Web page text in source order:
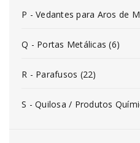
P - Vedantes para Aros de
Q - Portas Metálicas (6)
R - Parafusos (22)
S - Quilosa / Produtos